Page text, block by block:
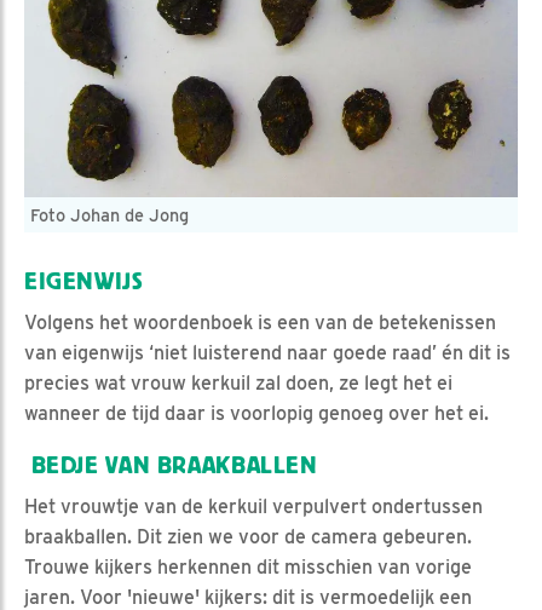
Foto Johan de Jong
EIGENWIJS
Volgens het woordenboek is een van de betekenissen
van eigenwijs ‘niet luisterend naar goede raad’ én dit is
precies wat vrouw kerkuil zal doen, ze legt het ei
wanneer de tijd daar is voorlopig genoeg over het ei.
BEDJE VAN BRAAKBALLEN
Het vrouwtje van de kerkuil verpulvert ondertussen
braakballen. Dit zien we voor de camera gebeuren.
Trouwe kijkers herkennen dit misschien van vorige
jaren. Voor 'nieuwe' kijkers: dit is vermoedelijk een